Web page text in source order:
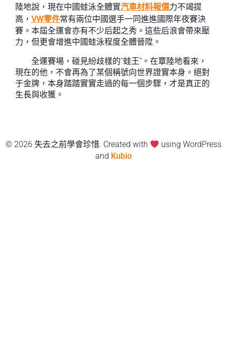
陸地說，現在中國蛙泳全體實汽車材料報價力不竭提
高， VW零件常有兩位中國選手一同進進國際年夜賽決
賽。本屆全運會亦有不少后起之秀。這些后浪會帶來壓
力，但更會增進中國蛙泳程度全體晉陞。
全運賽場，碰見紛歧樣的“蛙王”。在覃陸地看來，
現在的他，不會再為了某個稱號向世界證實本身。絕對
于金牌，本身踏踏實實走過的每一個步驟，才是真正的
生長與收獲。
© 2026 失去之前學會珍惜. Created with
using WordPress
and Kubio